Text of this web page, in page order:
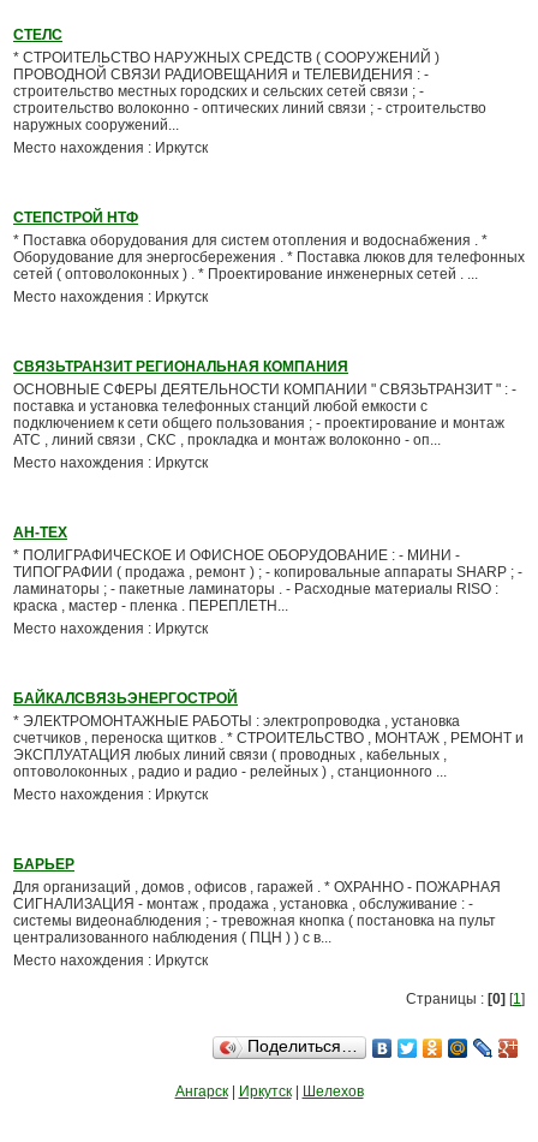
СТЕЛС
* СТРОИТЕЛЬСТВО НАРУЖНЫХ СРЕДСТВ ( СООРУЖЕНИЙ )
ПРОВОДНОЙ СВЯЗИ РАДИОВЕЩАНИЯ и ТЕЛЕВИДЕНИЯ : -
строительство местных городских и сельских сетей связи ; -
строительство волоконно - оптических линий связи ; - строительство
наружных сооружений...
Место нахождения : Иркутск
СТЕПСТРОЙ НТФ
* Поставка оборудования для систем отопления и водоснабжения . *
Оборудование для энергосбережения . * Поставка люков для телефонных
сетей ( оптоволоконных ) . * Проектирование инженерных сетей . ...
Место нахождения : Иркутск
СВЯЗЬТРАНЗИТ РЕГИОНАЛЬНАЯ КОМПАНИЯ
ОСНОВНЫЕ СФЕРЫ ДЕЯТЕЛЬНОСТИ КОМПАНИИ " СВЯЗЬТРАНЗИТ " : -
поставка и установка телефонных станций любой емкости с
подключением к сети общего пользования ; - проектирование и монтаж
АТС , линий связи , СКС , прокладка и монтаж волоконно - оп...
Место нахождения : Иркутск
АН-ТЕХ
* ПОЛИГРАФИЧЕСКОЕ И ОФИСНОЕ ОБОРУДОВАНИЕ : - МИНИ -
ТИПОГРАФИИ ( продажа , ремонт ) ; - копировальные аппараты SHARP ; -
ламинаторы ; - пакетные ламинаторы . - Расходные материалы RISO :
краска , мастер - пленка . ПЕРЕПЛЕТН...
Место нахождения : Иркутск
БАЙКАЛСВЯЗЬЭНЕРГОСТРОЙ
* ЭЛЕКТРОМОНТАЖНЫЕ РАБОТЫ : электропроводка , установка
счетчиков , переноска щитков . * CТРОИТЕЛЬСТВО , МОНТАЖ , РЕМОНТ и
ЭКСПЛУАТАЦИЯ любых линий связи ( проводных , кабельных ,
оптоволоконных , радио и радио - релейных ) , станционного ...
Место нахождения : Иркутск
БАРЬЕР
Для организаций , домов , офисов , гаражей . * ОХРАННО - ПОЖАРНАЯ
СИГНАЛИЗАЦИЯ - монтаж , продажа , установка , обслуживание : -
системы видеонаблюдения ; - тревожная кнопка ( постановка на пульт
централизованного наблюдения ( ПЦН ) ) с в...
Место нахождения : Иркутск
Страницы : [0] [1]
Поделиться…
Ангарск| Иркутск| Шелехов